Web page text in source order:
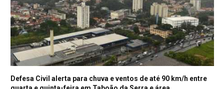
Defesa Civil alerta para chuva e ventos de até 90 km/h entre